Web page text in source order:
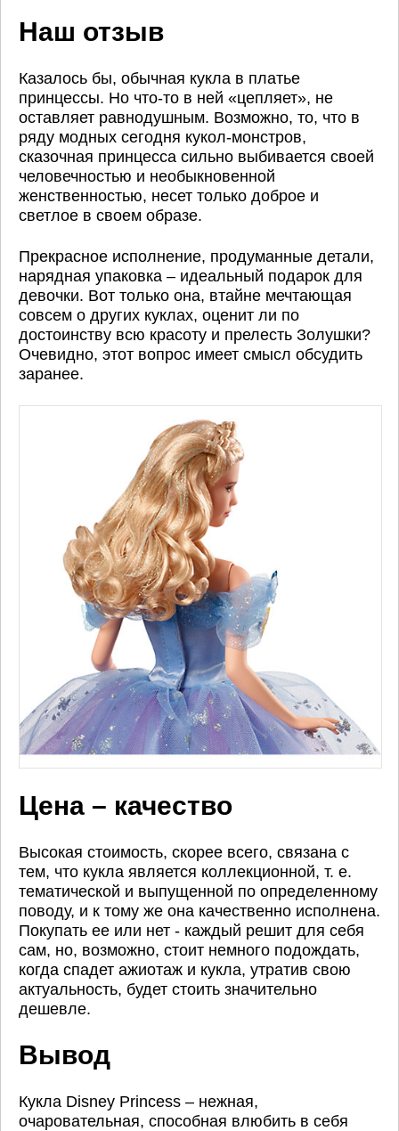
Наш отзыв
Казалось бы, обычная кукла в платье
принцессы. Но что-то в ней «цепляет», не
оставляет равнодушным. Возможно, то, что в
ряду модных сегодня кукол-монстров,
сказочная принцесса сильно выбивается своей
человечностью и необыкновенной
женственностью, несет только доброе и
светлое в своем образе.
Прекрасное исполнение, продуманные детали,
нарядная упаковка – идеальный подарок для
девочки. Вот только она, втайне мечтающая
совсем о других куклах, оценит ли по
достоинству всю красоту и прелесть Золушки?
Очевидно, этот вопрос имеет смысл обсудить
заранее.
Цена – качество
Высокая стоимость, скорее всего, связана с
тем, что кукла является коллекционной, т. е.
тематической и выпущенной по определенному
поводу, и к тому же она качественно исполнена.
Покупать ее или нет - каждый решит для себя
сам, но, возможно, стоит немного подождать,
когда спадет ажиотаж и кукла, утратив свою
актуальность, будет стоить значительно
дешевле.
Вывод
Кукла Disney Princess – нежная,
очаровательная, способная влюбить в себя